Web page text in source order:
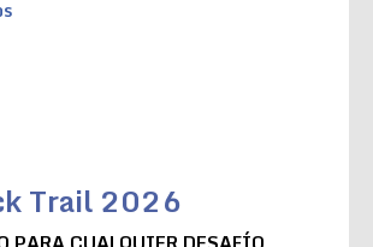
Trail 2026